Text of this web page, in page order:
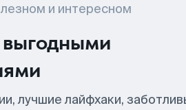
и интересном
лучшие лайфхаки,